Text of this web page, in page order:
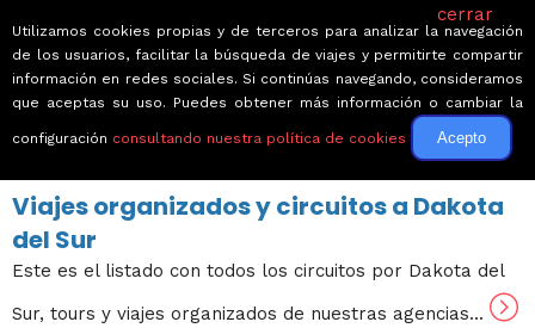
← Volver a Circuitos por Estados Unidos
Viajes organizados y circuitos a Dakota
del Sur
Este es el listado con todos los circuitos por Dakota del
Sur, tours y viajes organizados de nuestras agencias...
cerrar
Utilizamos cookies propias y de terceros para analizar la navegación
de los usuarios, facilitar la búsqueda de viajes y permitirte compartir
información en redes sociales. Si continúas navegando, consideramos
que aceptas su uso. Puedes obtener más información o cambiar la
configuración consultando nuestra política de cookies Acepto